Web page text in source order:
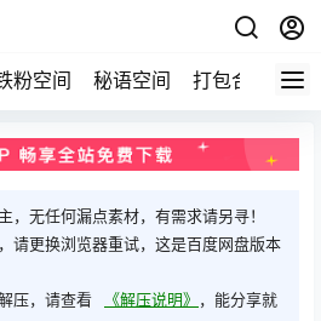
粉空间 秘语空间 打包合集 关
，无任何漏点素材，有需求请另寻！
请更换浏览器重试，这是百度网盘版本
压，请查看
《解压说明》 ，能分享就